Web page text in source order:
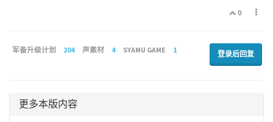
0
军备升级计划 204 声素材 4 SYAMU GAME 1 登录后回复
更多本版内容